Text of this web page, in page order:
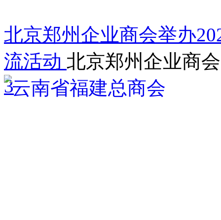
北京郑州企业商会举办
流活动 北京郑州企业商会
3